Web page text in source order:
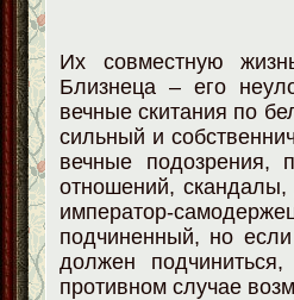
Их совместную
Близнеца – его
вечные скитания по
сильный и
вечные подозрения,
отношений,
император-
подчиненный, но
должен
противном случае